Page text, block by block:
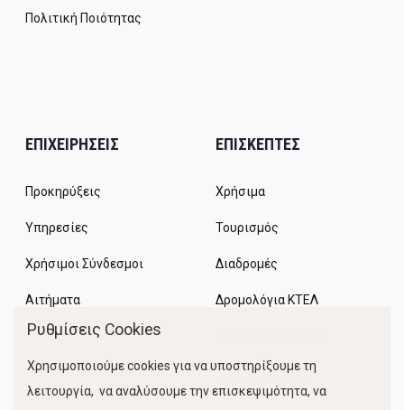
Πολιτική Ποιότητας
ΕΠΙΧΕΙΡΗΣΕΙΣ
Προκηρύξεις
Υπηρεσίες
Χρήσιμοι Σύνδεσμοι
Αιτήματα
ΕΠΙΣΚΕΠΤΕΣ
Χρήσιμα
Τουρισμός
Διαδρομές
Δρομολόγια ΚΤΕΛ
Κίνηση Λιμένος
Ρυθμίσεις Cookies
Χρησιμοποιούμε cookies για να υποστηρίξουμε τη
λειτουργία, να αναλύσουμε την επισκεψιμότητα, να